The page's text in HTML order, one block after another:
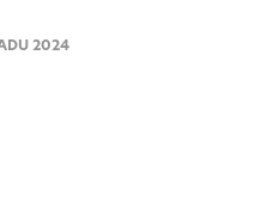
2024